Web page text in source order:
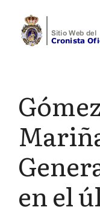
contenido
en el